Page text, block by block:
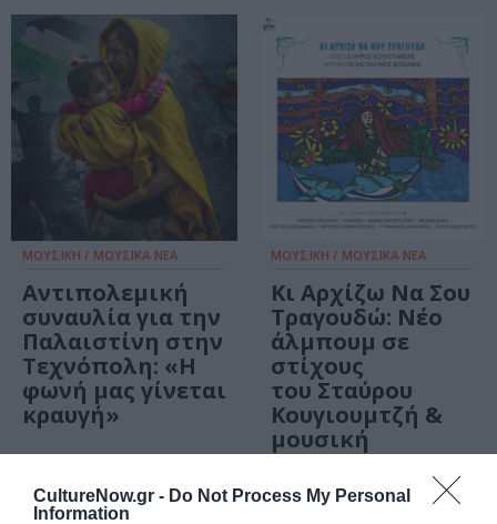
CultureNow.gr - Do Not Process My Personal
Information
ΜΟΥΣΙΚΗ / ΜΟΥΣΙΚΑ ΝΕΑ
Αντιπολεμική
συναυλία για την
Παλαιστίνη στην
Τεχνόπολη: «Η
φωνή μας γίνεται
κραυγή»
ΜΟΥΣΙΚΗ / ΜΟΥΣΙΚΑ ΝΕΑ
Κι Αρχίζω Να Σου
Τραγουδώ: Νέο
άλμπουμ σε
στίχους
του Σταύρου
Κουγιουμτζή &
μουσική
του Κωνσταντίνου
Βελλιάδη